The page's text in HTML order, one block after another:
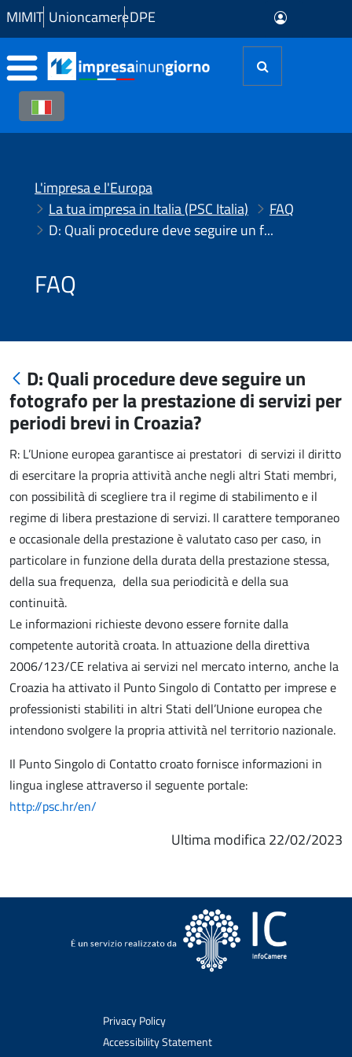
Skip to Main Content
MIMIT UnioncamereDPE
L'impresa e l'Europa
La tua impresa in Italia (PSC Italia)
FAQ
D: Quali procedure deve seguire un fotografo per la prestazione di servizi per periodi brevi in Croazia?
FAQ
D: Quali procedure deve seguire un
fotografo per la prestazione di servizi per
periodi brevi in Croazia?
R: L’Unione europea garantisce ai prestatori di servizi il diritto
di esercitare la propria attività anche negli altri Stati membri,
con possibilità di scegliere tra il regime di stabilimento e il
regime di libera prestazione di servizi. Il carattere temporaneo
e occasionale della prestazione è valutato caso per caso, in
particolare in funzione della durata della prestazione stessa,
della sua frequenza, della sua periodicità e della sua
continuità.
Le informazioni richieste devono essere fornite dalla
competente autorità croata. In attuazione della direttiva
2006/123/CE relativa ai servizi nel mercato interno, anche la
Croazia ha attivato il Punto Singolo di Contatto per imprese e
professionisti stabiliti in altri Stati dell’Unione europea che
intendono svolgere la propria attività nel territorio nazionale.
Il Punto Singolo di Contatto croato fornisce informazioni in
lingua inglese attraverso il seguente portale:
http://psc.hr/en/
Ultima modifica 22/02/2023
Privacy Policy
Accessibility Statement